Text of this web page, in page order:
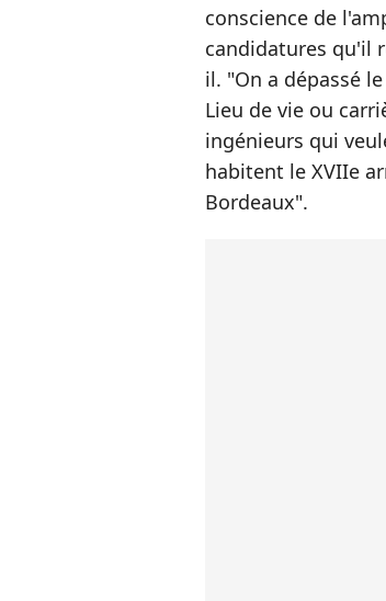
conscience de
candidatures qu'il
il. "On a dépassé
Lieu de vie ou
ingénieurs qui
habitent le XVIIe
Bordeaux".